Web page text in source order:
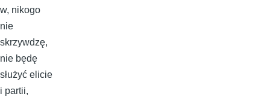
w, nikogo
nie
skrzywdzę,
nie będę
służyć elicie
i partii,